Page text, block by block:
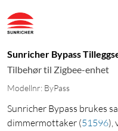
Sunricher Bypass
Tilbehør til Zigbee-enhet
Modellnr: ByPass
Sunricher Bypass brukes
dimmermottaker (51596),